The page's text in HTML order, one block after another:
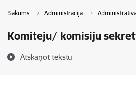
Sākums Administrācija
Komiteju/ komisiju
Atskaņot tekstu